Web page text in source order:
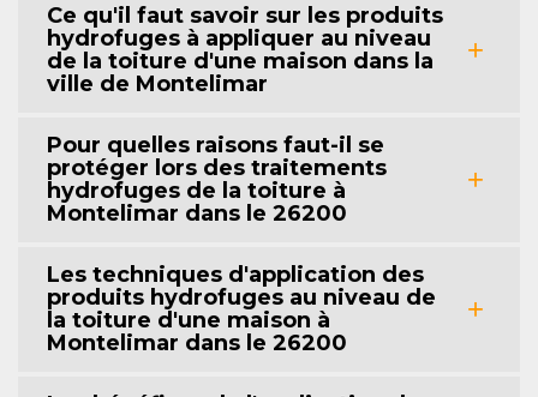
Ce qu'il faut savoir sur les produits
hydrofuges à appliquer au niveau
de la toiture d'une maison dans la
ville de Montelimar
Pour quelles raisons faut-il se
protéger lors des traitements
hydrofuges de la toiture à
Montelimar dans le 26200
Les techniques d'application des
produits hydrofuges au niveau de
la toiture d'une maison à
Montelimar dans le 26200